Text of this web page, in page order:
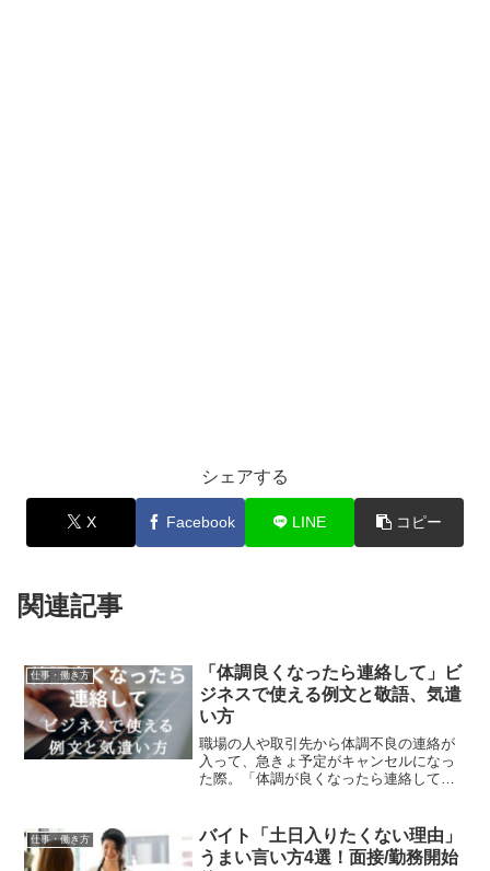
シェアする
X Facebook LINE コピー
関連記事
仕事・働き方
「体調良くなったら連絡して」ビ
ジネスで使える例文と敬語、気遣
い方
職場の人や取引先から体調不良の連絡が
入って、急きょ予定がキャンセルになっ
た際。「体調が良くなったら連絡してほ
であれば、 そのまま約束が消えてしまう
のも困るものです。しか...
仕事・働き方
バイト「土日入りたくない理由」
うまい言い方4選！面接/勤務開始